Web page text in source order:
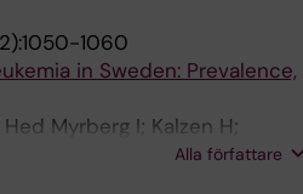
1060
in Sweden: Prevalence,
Myrberg I; Kalzen H;
J; von Schewelov K; Svahn JE;
Alla författare